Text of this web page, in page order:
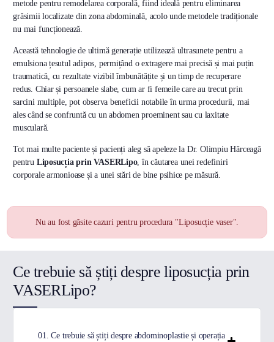
metode pentru remodelarea corporală, fiind ideală pentru eliminarea
grăsimii localizate din zona abdominală, acolo unde metodele tradiționale
nu mai funcționează.
Această tehnologie de ultimă generație utilizează ultrasunete pentru a
emulsiona țesutul adipos, permițând o extragere mai precisă și mai puțin
traumatică, cu rezultate vizibil îmbunătățite și un timp de recuperare
redus. Chiar și persoanele slabe, cum ar fi femeile care au trecut prin
sarcini multiple, pot observa beneficii notabile în urma procedurii, mai
ales când se confruntă cu un abdomen proeminent sau cu laxitate
musculară.
Tot mai multe paciente și pacienți aleg să apeleze la Dr. Olimpiu Hârceagă
pentru Liposucția prin VASERLipo, în căutarea unei redefiniri
corporale armonioase și a unei stări de bine psihice pe măsură.
Nu au fost găsite cazuri pentru procedura "Liposucție vaser".
Ce trebuie să știți despre liposucția prin
VASERLipo?
01. Ce trebuie să știți despre abdominoplastie și operația